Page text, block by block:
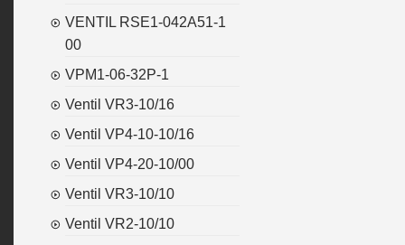
VENTIL RSE1-042A51-1
00
VPM1-06-32P-1
Ventil VR3-10/16
Ventil VP4-10-10/16
Ventil VP4-20-10/00
Ventil VR3-10/10
Ventil VR2-10/10